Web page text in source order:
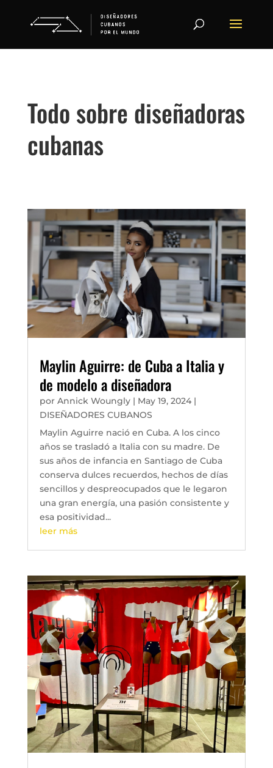
Todo sobre diseñadoras
cubanas
Maylin Aguirre: de Cuba a Italia y
de modelo a diseñadora
por Annick Woungly| May 19, 2024|
DISEÑADORES CUBANOS
Maylin Aguirre nació en Cuba. A los cinco
años se trasladó a Italia con su madre. De
sus años de infancia en Santiago de Cuba
conserva dulces recuerdos, hechos de días
sencillos y despreocupados que le legaron
una gran energía, una pasión consistente y
esa positividad...
leer más